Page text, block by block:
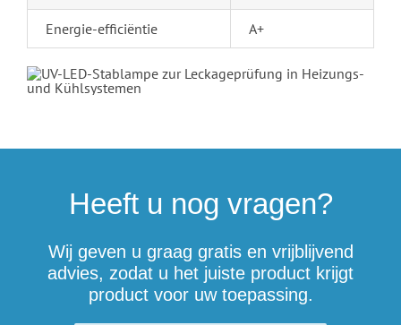
Energie-efficiëntie A+
Heeft u nog vragen?
Wij geven u graag gratis en vrijblijvend
advies, zodat u het juiste product krijgt
product voor uw toepassing.